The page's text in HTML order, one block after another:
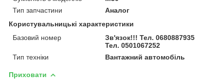
Тип запчастини
Аналог
Користувальницькі характеристики
Базовий номер
Зв'язок!!! Тел. 0680887935
Тел. 0501067252
Тип техніки
Вантажний автомобіль
Приховати